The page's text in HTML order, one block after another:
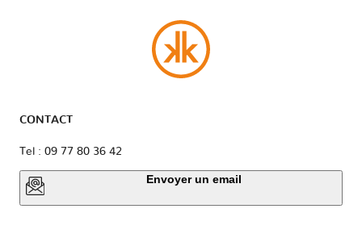
CONTACT
Tel : 09 77 80 36 42
Envoyer un email